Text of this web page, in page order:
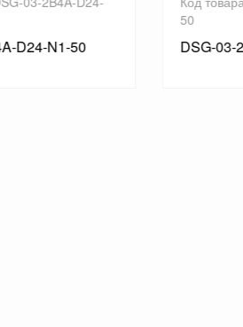
DSG-03-2D2-D12-N1-50